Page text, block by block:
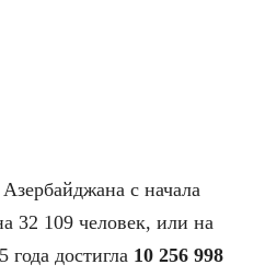
с начала
32 109 человек, или на
года достигла 10 256 998